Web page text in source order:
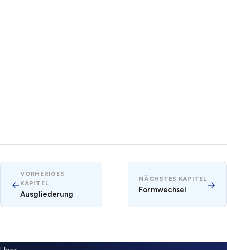
←
VORHERIGES
KAPITEL
Ausgliederung
NÄCHSTES KAPITEL
Formwechsel →
SUBMENU